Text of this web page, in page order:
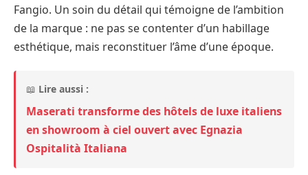
Fangio. Un soin du détail qui témoigne de l’ambition
de la marque : ne pas se contenter d’un habillage
esthétique, mais reconstituer l’âme d’une époque.
📖 Lire aussi :
Maserati transforme des hôtels de luxe italiens
en showroom à ciel ouvert avec Egnazia
Ospitalità Italiana